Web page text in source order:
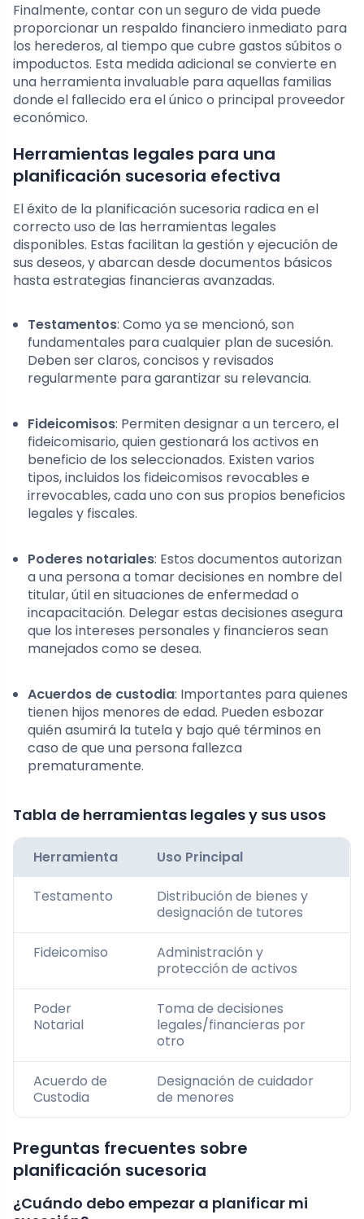
Finalmente, contar con un seguro de vida puede
proporcionar un respaldo financiero inmediato para
los herederos, al tiempo que cubre gastos súbitos o
impoductos. Esta medida adicional se convierte en
una herramienta invaluable para aquellas familias
donde el fallecido era el único o principal proveedor
económico.
Herramientas legales para una
planificación sucesoria efectiva
El éxito de la planificación sucesoria radica en el
correcto uso de las herramientas legales
disponibles. Estas facilitan la gestión y ejecución de
sus deseos, y abarcan desde documentos básicos
hasta estrategias financieras avanzadas.
Testamentos: Como ya se mencionó, son
fundamentales para cualquier plan de sucesión.
Deben ser claros, concisos y revisados
regularmente para garantizar su relevancia.
Fideicomisos: Permiten designar a un tercero, el
fideicomisario, quien gestionará los activos en
beneficio de los seleccionados. Existen varios
tipos, incluidos los fideicomisos revocables e
irrevocables, cada uno con sus propios beneficios
legales y fiscales.
Poderes notariales: Estos documentos autorizan
a una persona a tomar decisiones en nombre del
titular, útil en situaciones de enfermedad o
incapacitación. Delegar estas decisiones asegura
que los intereses personales y financieros sean
manejados como se desea.
Acuerdos de custodia: Importantes para quienes
tienen hijos menores de edad. Pueden esbozar
quién asumirá la tutela y bajo qué términos en
caso de que una persona fallezca
prematuramente.
Tabla de herramientas legales y sus usos
Herramienta Uso Principal
Testamento
Distribución de bienes y
designación de tutores
Fideicomiso
Administración y
protección de activos
Poder
Notarial
Toma de decisiones
legales/financieras por
otro
Acuerdo de
Custodia
Designación de cuidador
de menores
Preguntas frecuentes sobre
planificación sucesoria
¿Cuándo debo empezar a planificar mi